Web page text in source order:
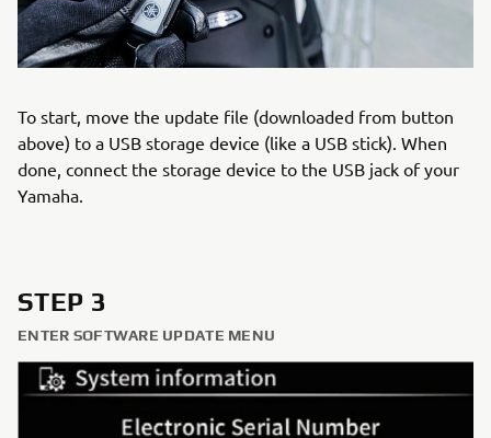
To start, move the update file (downloaded from button
above) to a USB storage device (like a USB stick). When
done, connect the storage device to the USB jack of your
Yamaha.
STEP 3
ENTER SOFTWARE UPDATE MENU